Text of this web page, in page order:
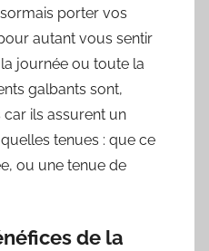
porter vos
autant vous sentir
journée ou toute la
galbants sont,
ils assurent un
tenues : que ce
ou une tenue de
de la